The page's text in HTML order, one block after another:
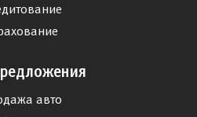
авто